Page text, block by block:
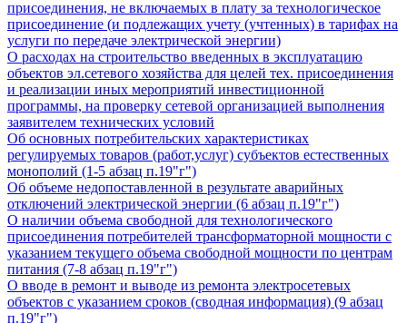
присоединения, не включаемых в плату за технологическое
присоединение (и подлежащих учету (учтенных) в тарифах на
услуги по передаче электрической энергии)
О расходах на строительство введенных в эксплуатацию
объектов эл.сетевого хозяйства для целей тех. присоединения
и реализации иных мероприятий инвестиционной
программы, на проверку сетевой организацией выполнения
заявителем технических условий
Об основных потребительских характеристиках
регулируемых товаров (работ,услуг) субъектов естественных
монополий (1-5 абзац п.19"г")
Об объеме недопоставленной в результате аварийных
отключений электрической энергии (6 абзац п.19"г")
О наличии объема свободной для технологического
присоединения потребителей трансформаторной мощности с
указанием текущего объема свободной мощности по центрам
питания (7-8 абзац п.19"г")
О вводе в ремонт и выводе из ремонта электросетевых
объектов с указанием сроков (сводная информация) (9 абзац
п.19"г")